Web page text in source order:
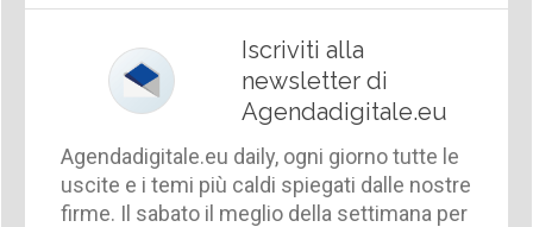
Iscriviti alla
newsletter di
Agendadigitale.eu
Agendadigitale.eu daily, ogni giorno tutte le
uscite e i temi più caldi spiegati dalle nostre
firme. Il sabato il meglio della settimana per